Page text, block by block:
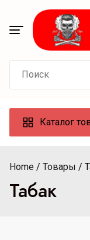
content
for:
Каталог
Home Товары
Табак